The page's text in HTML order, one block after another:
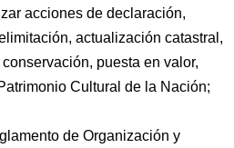
acciones de declaración,
actualización catastral,
puesta en valor,
Cultural de la Nación;
de Organización y